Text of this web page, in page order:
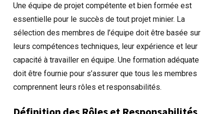
Une équipe de projet compétente et bien formée est
essentielle pour le succès de tout projet minier. La
sélection des membres de l’équipe doit être basée sur
leurs compétences techniques, leur expérience et leur
capacité à travailler en équipe. Une formation adéquate
doit être fournie pour s’assurer que tous les membres
comprennent leurs rôles et responsabilités.